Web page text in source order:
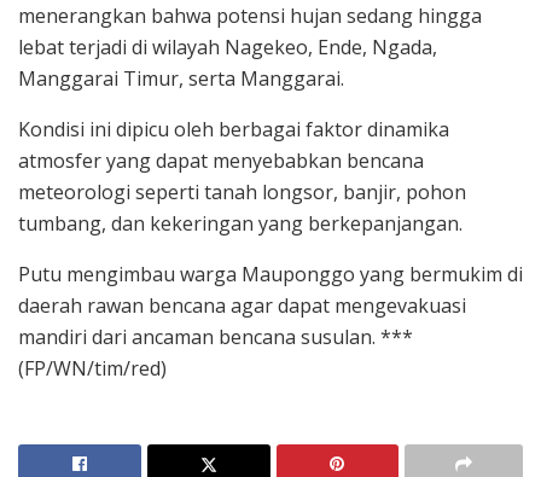
menerangkan bahwa potensi hujan sedang hingga
lebat terjadi di wilayah Nagekeo, Ende, Ngada,
Manggarai Timur, serta Manggarai.
Kondisi ini dipicu oleh berbagai faktor dinamika
atmosfer yang dapat menyebabkan bencana
meteorologi seperti tanah longsor, banjir, pohon
tumbang, dan kekeringan yang berkepanjangan.
Putu mengimbau warga Mauponggo yang bermukim di
daerah rawan bencana agar dapat mengevakuasi
mandiri dari ancaman bencana susulan. ***
(FP/WN/tim/red)